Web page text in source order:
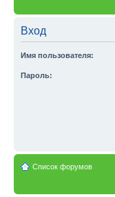
Вход
Имя пользователя:
Пароль:
Список форумов